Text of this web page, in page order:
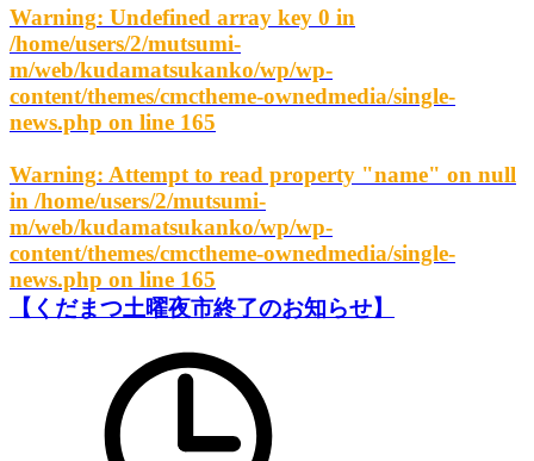
Warning: Undefined array key 0 in
/home/users/2/mutsumi-
m/web/kudamatsukanko/wp/wp-
content/themes/cmctheme-ownedmedia/single-
news.php on line 165
Warning: Attempt to read property "name" on null
in /home/users/2/mutsumi-
m/web/kudamatsukanko/wp/wp-
content/themes/cmctheme-ownedmedia/single-
news.php on line 165
【くだまつ土曜夜市終了のお知らせ】